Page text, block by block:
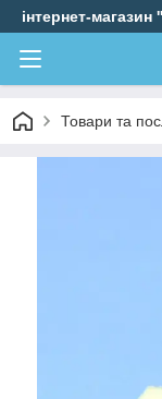
інтернет-магазин
Товари та